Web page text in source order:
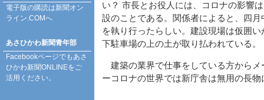
い？ 市長とお役人には、コロナの影響
設のことである。関係者によると、四
を執り行ったらしい。建設現場は仮囲
下駐車場の上の土が取り払われている。
建築の業界で仕事をしている方からメ
ーコロナの世界では新庁舎は無用の長
電子版の購読は新聞オン
ライン.COMへ
あさひかわ新聞青年部
Facebookページでもあさ
ひかわ新聞ONLINEをご
活用ください。